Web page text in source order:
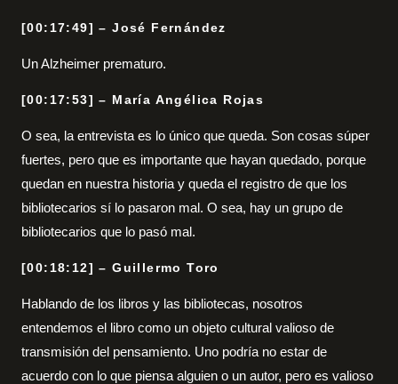
[00:17:49] – José Fernández
Un Alzheimer prematuro.
[00:17:53] – María Angélica Rojas
O sea, la entrevista es lo único que queda. Son cosas súper
fuertes, pero que es importante que hayan quedado, porque
quedan en nuestra historia y queda el registro de que los
bibliotecarios sí lo pasaron mal. O sea, hay un grupo de
bibliotecarios que lo pasó mal.
[00:18:12] – Guillermo Toro
Hablando de los libros y las bibliotecas, nosotros
entendemos el libro como un objeto cultural valioso de
transmisión del pensamiento. Uno podría no estar de
acuerdo con lo que piensa alguien o un autor, pero es valioso